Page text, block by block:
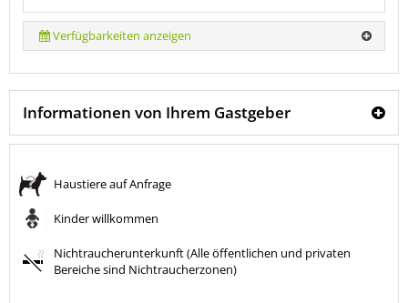
Verfügbarkeiten anzeigen
Informationen von Ihrem Gastgeber
Haustiere auf Anfrage
Kinder willkommen
Nichtraucherunterkunft (Alle öffentlichen und privaten
Bereiche sind Nichtraucherzonen)